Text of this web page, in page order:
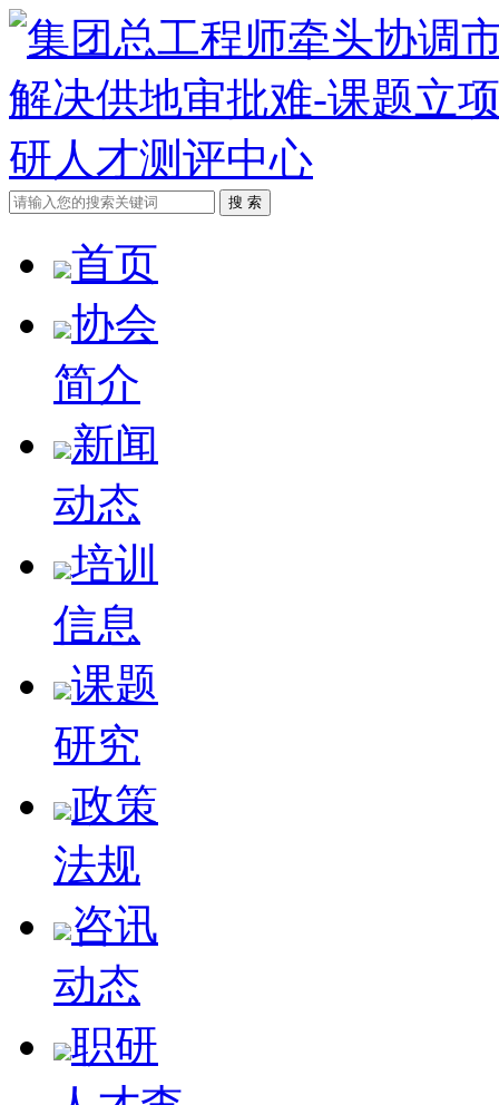
首页
协会
简介
新闻
动态
培训
信息
课题
研究
政策
法规
咨讯
动态
职研